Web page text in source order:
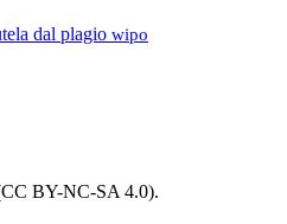
dal plagio wipo
BY-NC-SA 4.0).